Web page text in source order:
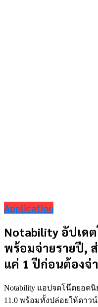
Application
Notability อัปเด
พร้อมจ่ายรายปี,
แค่ 1 ปีก่อนต้องจ่
Notability แอปจดโน๊ตยอด
11.0 พร้อมทั้งปล่อยให้ดาว